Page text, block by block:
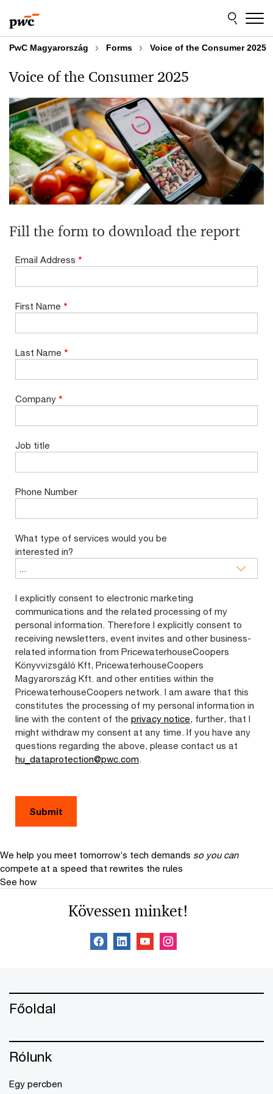
to
content
to
footer
PwC Magyarország Forms Voice of the Consumer 2025
Voice of the Consumer 2025
Fill the form to download the report
Email Address *
First Name *
Last Name *
Company *
Job title
Phone Number
What type of services would you be
interested in?
I explicitly consent to electronic marketing
communications and the related processing of my
personal information. Therefore I explicitly consent to
receiving newsletters, event invites and other business-
related information from PricewaterhouseCoopers
Könyvvizsgáló Kft, PricewaterhouseCoopers
Magyarország Kft. and other entities within the
PricewaterhouseCoopers network. I am aware that this
constitutes the processing of my personal information in
line with the content of the privacy notice, further, that I
might withdraw my consent at any time. If you have any
questions regarding the above, please contact us at
hu_dataprotection@pwc.com.
We help you meet tomorrow’s tech demands so you can
compete at a speed that rewrites the rules
See how
Kövessen minket!
Főoldal
Rólunk
Egy percben